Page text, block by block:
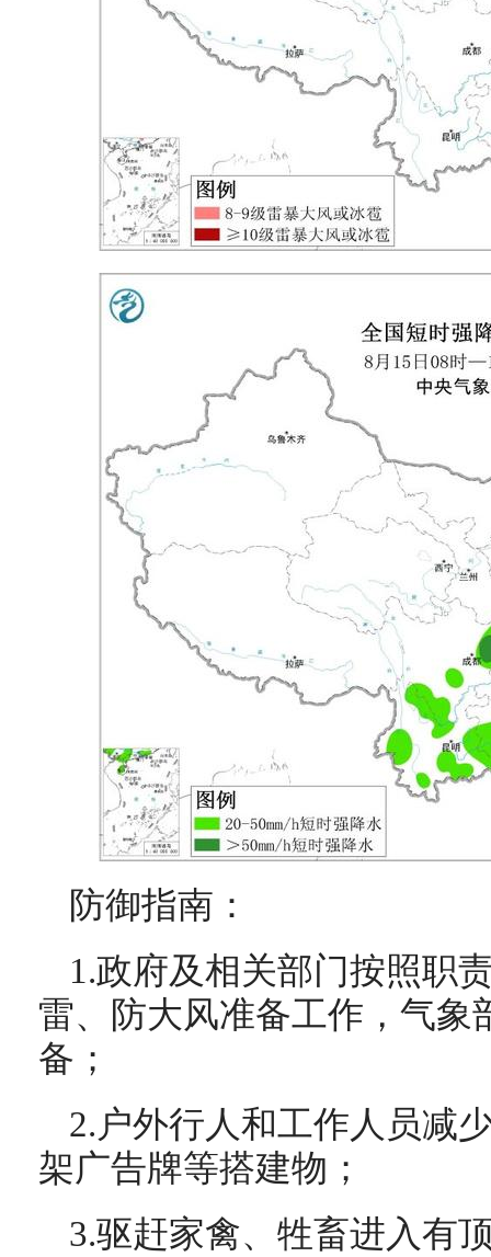
防御指南：
1.政府及相关部门按照职
雷、防大风准备工作，气象
备；
2.户外行人和工作人员减
架广告牌等搭建物；
3.驱赶家禽、牲畜进入有